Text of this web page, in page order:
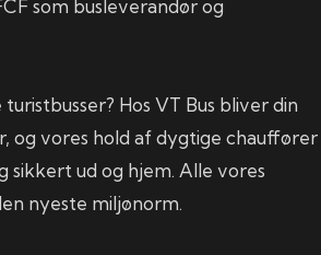
som busleverandør og
Hos VT Bus bliver din
og vores hold af dygtige chauffører
ud og hjem. Alle vores
nyeste miljønorm.